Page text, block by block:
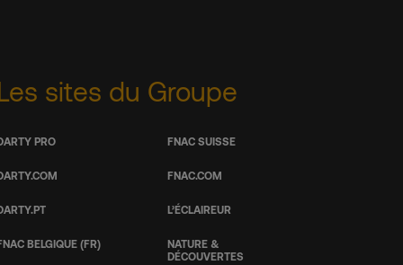
sites du Groupe
PRO
BELGIQUE (FR)
FNAC SUISSE
FNAC.COM
L’ÉCLAIREUR
NATURE &
DÉCOUVERTES